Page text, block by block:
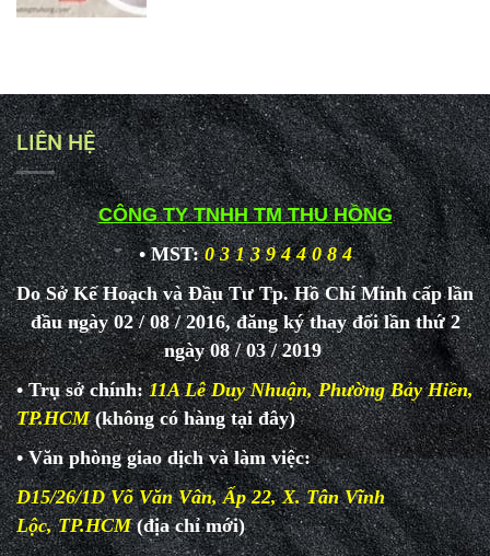
LIÊN HỆ
CÔNG TY TNHH TM THU HỒNG
• MST: 0 3 1 3 9 4 4 0 8 4
Do Sở Kế Hoạch và Đầu Tư Tp. Hồ Chí Minh cấp lần
đầu ngày 02 / 08 / 2016, đăng ký thay đổi lần thứ 2
ngày 08 / 03 / 2019
• Trụ sở chính:11A Lê Duy Nhuận, Phường Bảy Hiền,
TP.HCM (không có hàng tại đây)
• Văn phòng giao dịch và làmviệc:
D15/26/1D Võ Văn Vân, Ấp 22, X. Tân Vĩnh
Lộc, TP.HCM(địa chỉ mới)